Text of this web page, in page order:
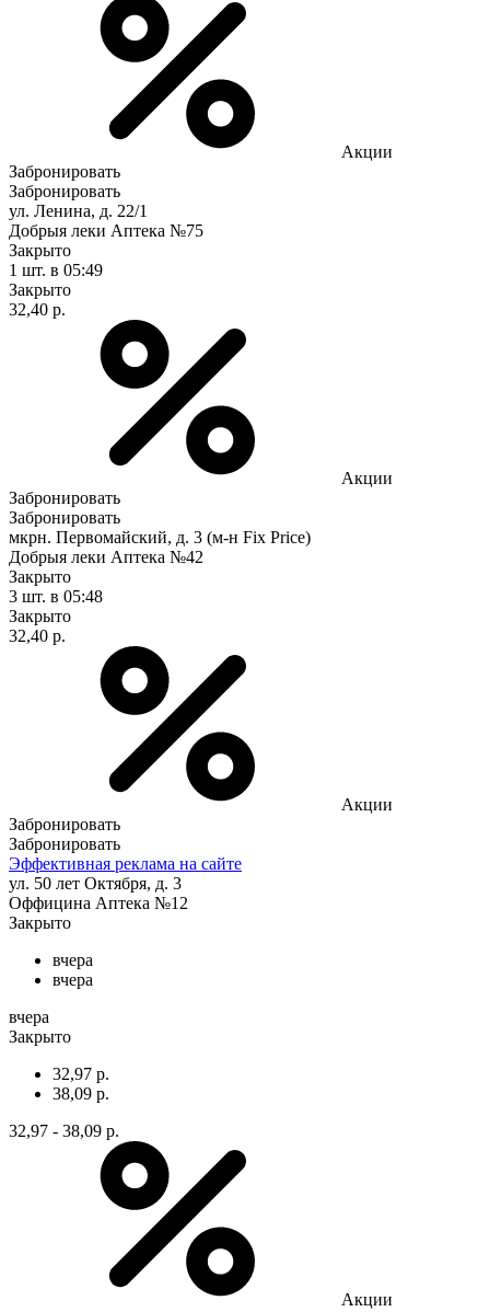
Акции
Забронировать
Забронировать
ул. Ленина, д. 22/1
Добрыя леки Аптека №75
Закрыто
1 шт. в 05:49
Закрыто
32,40 р.
Акции
Забронировать
Забронировать
мкрн. Первомайский, д. 3 (м-н Fix Рrice)
Добрыя леки Аптека №42
Закрыто
3 шт. в 05:48
Закрыто
32,40 р.
Акции
Забронировать
Забронировать
Эффективная реклама на сайте
ул. 50 лет Октября, д. 3
Оффицина Аптека №12
Закрыто
вчера
вчера
вчера
Закрыто
32,97 р.
38,09 р.
32,97 - 38,09 р.
Акции